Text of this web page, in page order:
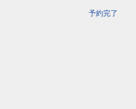
予約完了